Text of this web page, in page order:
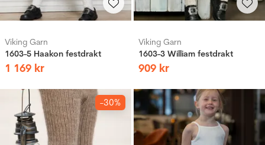
Viking Garn
1603-5 Haakon festdrakt
1 169 kr
Viking Garn
1603-3 William festdrakt
909 kr
-30%